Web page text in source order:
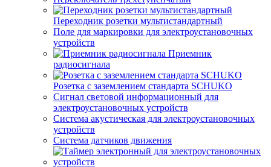
Переходник розетки мультистандартный
Поле для маркировки для электроустановочных
устройств
Приемник
радиосигнала
Розетка с заземлением стандарта SCHUKO
Сигнал световой информационный для
электроустановочных устройств
Система акустическая для электроустановочных
устройств
Система датчиков движения